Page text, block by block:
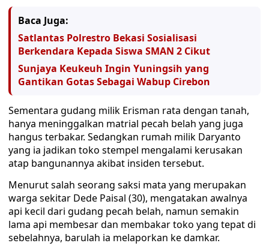
Baca Juga:
Satlantas Polrestro Bekasi Sosialisasi
Berkendara Kepada Siswa SMAN 2 Cikut
Sunjaya Keukeuh Ingin Yuningsih yang
Gantikan Gotas Sebagai Wabup Cirebon
Sementara gudang milik Erisman rata dengan tanah,
hanya meninggalkan matrial pecah belah yang juga
hangus terbakar. Sedangkan rumah milik Daryanto
yang ia jadikan toko stempel mengalami kerusakan
atap bangunannya akibat insiden tersebut.
Menurut salah seorang saksi mata yang merupakan
warga sekitar Dede Paisal (30), mengatakan awalnya
api kecil dari gudang pecah belah, namun semakin
lama api membesar dan membakar toko yang tepat di
sebelahnya, barulah ia melaporkan ke damkar.